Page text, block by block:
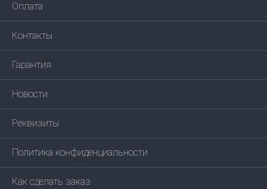
Оплата
Контакты
Гарантия
Новости
Реквизиты
Политика конфиденциальности
Как сделать заказ